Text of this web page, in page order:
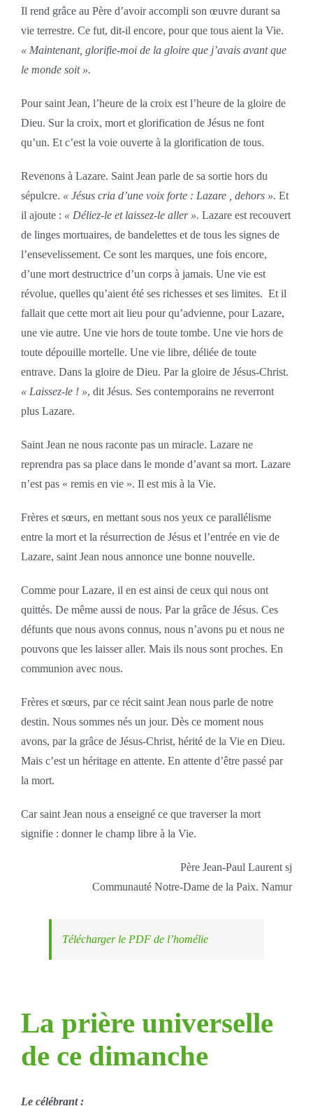
Il rend grâce au Père d’avoir accompli son œuvre durant sa
vie terrestre. Ce fut, dit-il encore, pour que tous aient la Vie.
« Maintenant, glorifie-moi de la gloire que j’avais avant que
le monde soit ».
Pour saint Jean, l’heure de la croix est l’heure de la gloire de
Dieu. Sur la croix, mort et glorification de Jésus ne font
qu’un. Et c’est la voie ouverte à la glorification de tous.
Revenons à Lazare. Saint Jean parle de sa sortie hors du
sépulcre. « Jésus cria d’une voix forte : Lazare , dehors ». Et
il ajoute : « Déliez-le et laissez-le aller ». Lazare est recouvert
de linges mortuaires, de bandelettes et de tous les signes de
l’ensevelissement. Ce sont les marques, une fois encore,
d’une mort destructrice d’un corps à jamais. Une vie est
révolue, quelles qu’aient été ses richesses et ses limites. Et il
fallait que cette mort ait lieu pour qu’advienne, pour Lazare,
une vie autre. Une vie hors de toute tombe. Une vie hors de
toute dépouille mortelle. Une vie libre, déliée de toute
entrave. Dans la gloire de Dieu. Par la gloire de Jésus-Christ.
« Laissez-le ! », dit Jésus. Ses contemporains ne reverront
plus Lazare.
Saint Jean ne nous raconte pas un miracle. Lazare ne
reprendra pas sa place dans le monde d’avant sa mort. Lazare
n’est pas « remis en vie ». Il est mis à la Vie.
Frères et sœurs, en mettant sous nos yeux ce parallélisme
entre la mort et la résurrection de Jésus et l’entrée en vie de
Lazare, saint Jean nous annonce une bonne nouvelle.
Comme pour Lazare, il en est ainsi de ceux qui nous ont
quittés. De même aussi de nous. Par la grâce de Jésus. Ces
défunts que nous avons connus, nous n’avons pu et nous ne
pouvons que les laisser aller. Mais ils nous sont proches. En
communion avec nous.
Frères et sœurs, par ce récit saint Jean nous parle de notre
destin. Nous sommes nés un jour. Dès ce moment nous
avons, par la grâce de Jésus-Christ, hérité de la Vie en Dieu.
Mais c’est un héritage en attente. En attente d’être passé par
la mort.
Car saint Jean nous a enseigné ce que traverser la mort
signifie : donner le champ libre à la Vie.
Père Jean-Paul Laurent sj
Communauté Notre-Dame de la Paix. Namur
Télécharger le PDF de l’homélie
La prière universelle
de ce dimanche
Le célébrant :